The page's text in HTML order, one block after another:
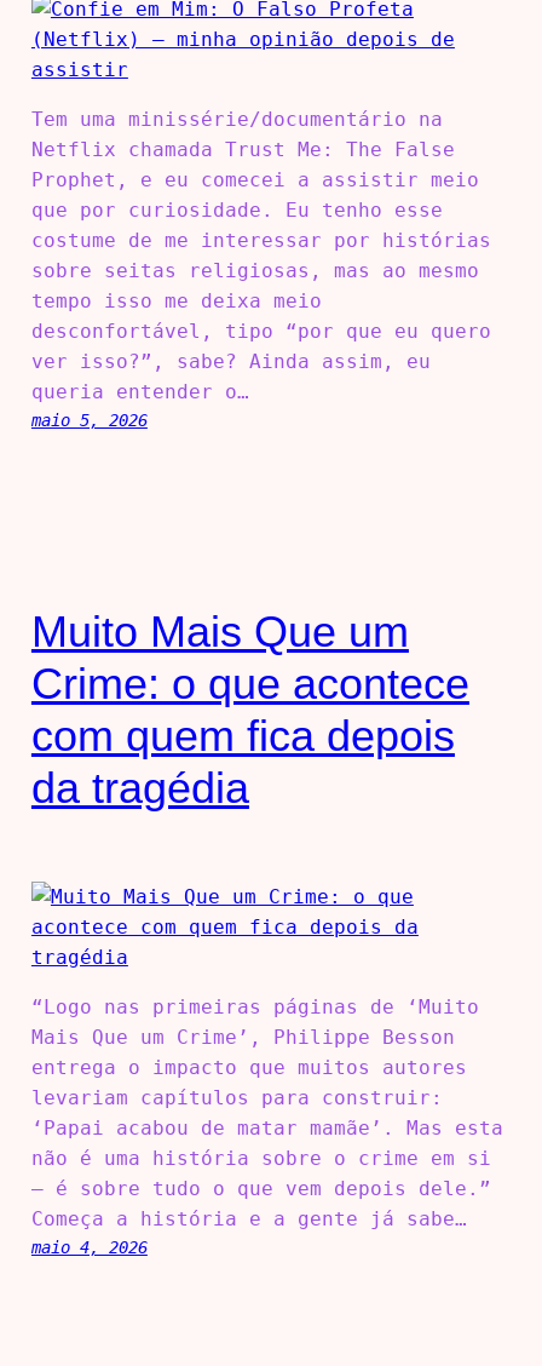
Tem uma minissérie/documentário na
Netflix chamada Trust Me: The False
Prophet, e eu comecei a assistir meio
que por curiosidade. Eu tenho esse
costume de me interessar por histórias
sobre seitas religiosas, mas ao mesmo
tempo isso me deixa meio
desconfortável, tipo “por que eu quero
ver isso?”, sabe? Ainda assim, eu
queria entender o…
maio 5, 2026
Muito Mais Que um
Crime: o que acontece
com quem fica depois
da tragédia
“Logo nas primeiras páginas de ‘Muito
Mais Que um Crime’, Philippe Besson
entrega o impacto que muitos autores
levariam capítulos para construir:
‘Papai acabou de matar mamãe’. Mas esta
não é uma história sobre o crime em si
— é sobre tudo o que vem depois dele.”
Começa a história e a gente já sabe…
maio 4, 2026